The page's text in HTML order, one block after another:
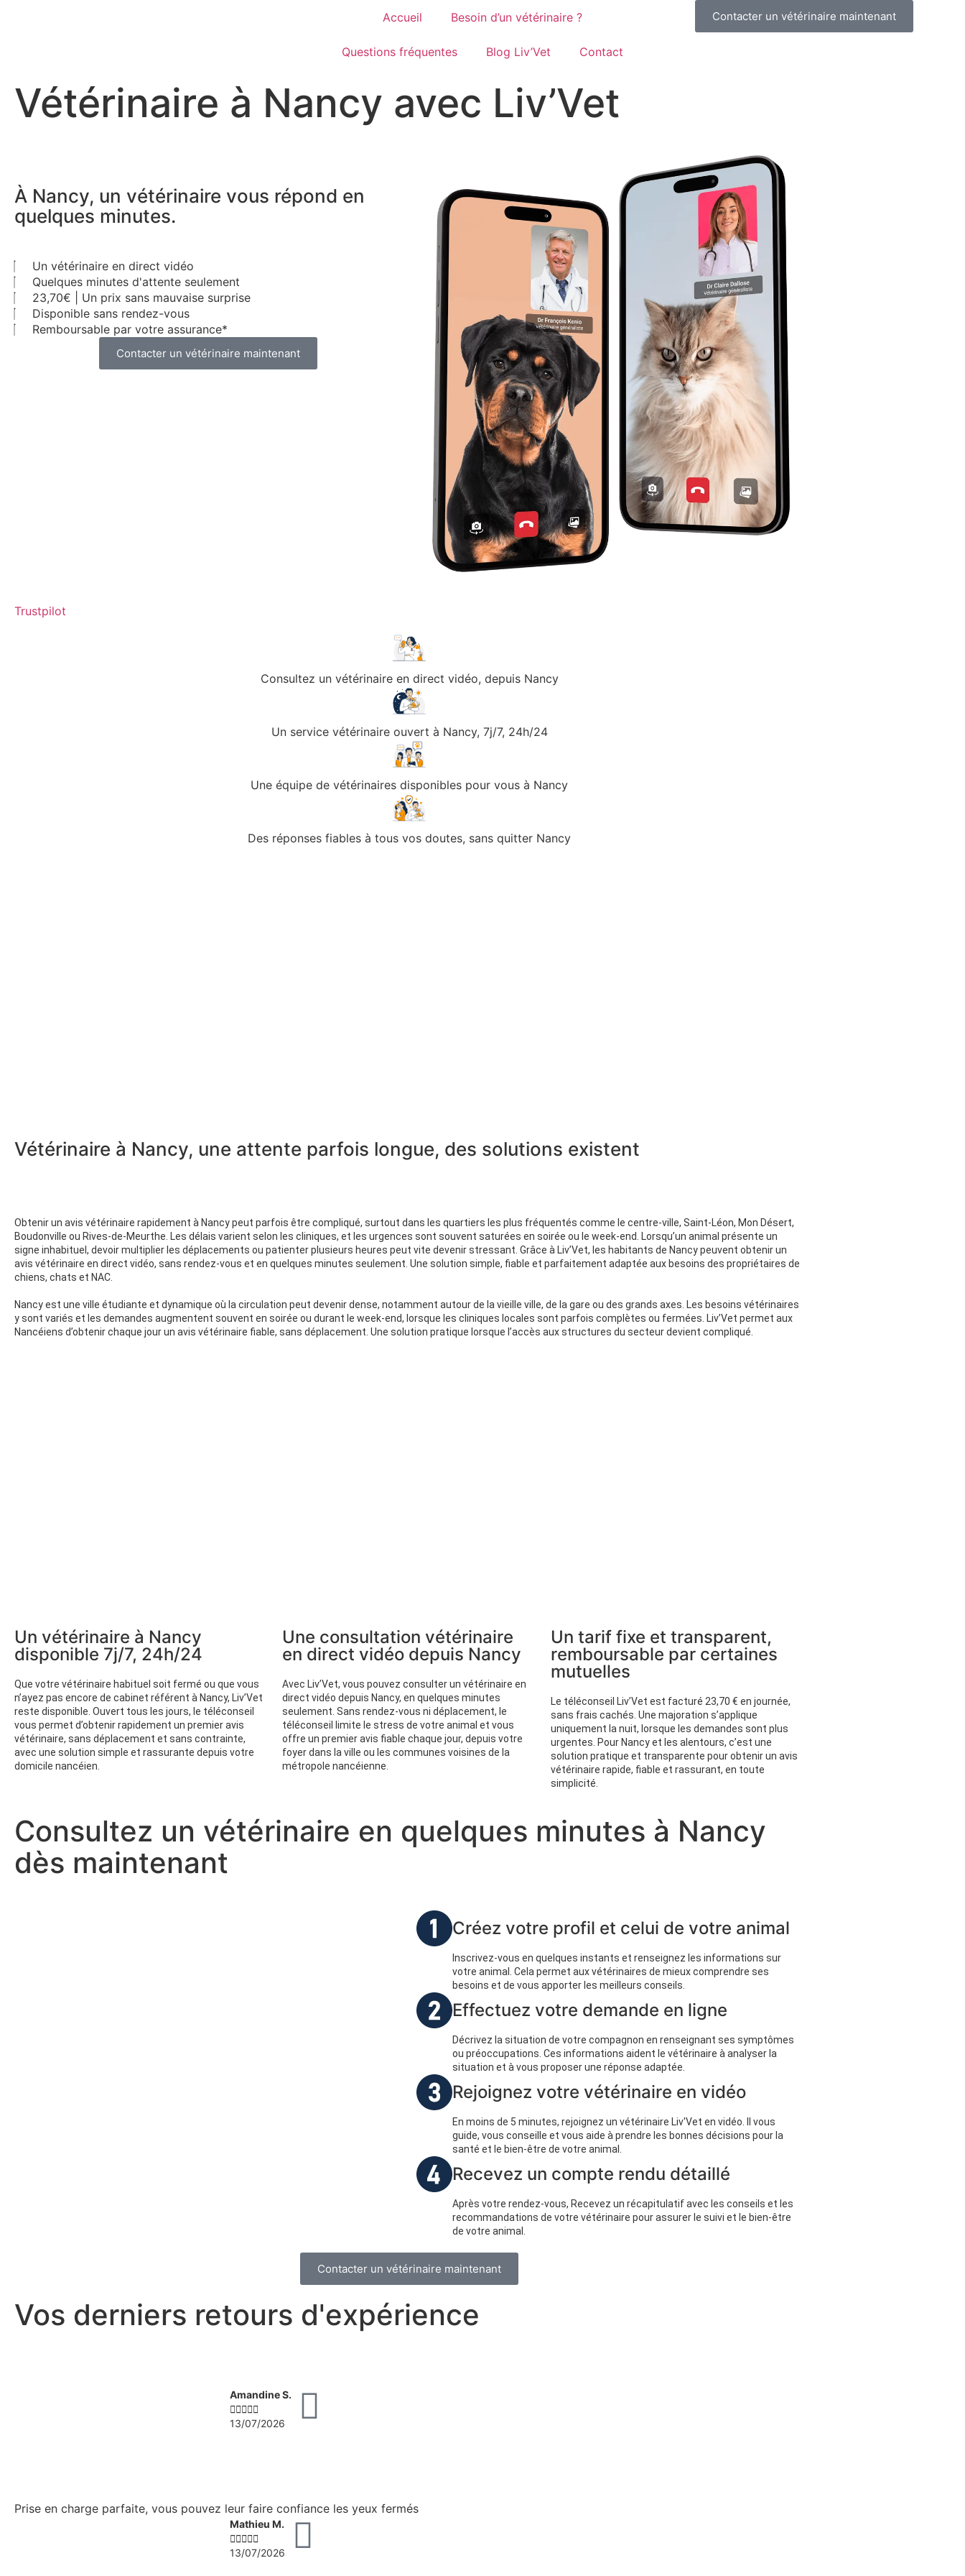
Accueil Besoin d’un vétérinaire ?
Questions fréquentes Blog Liv’Vet Contact
Contacter un vétérinaire maintenant
Vétérinaire à Nancy avec Liv’Vet
À Nancy, un vétérinaire vous répond en
quelques minutes.
Un vétérinaire en direct vidéo
Quelques minutes d'attente seulement
23,70€ | Un prix sans mauvaise surprise
Disponible sans rendez-vous
Remboursable par votre assurance*
Contacter un vétérinaire maintenant
Trustpilot
Consultez un vétérinaire en direct vidéo, depuis Nancy
Un service vétérinaire ouvert à Nancy, 7j/7, 24h/24
Une équipe de vétérinaires disponibles pour vous à Nancy
Des réponses fiables à tous vos doutes, sans quitter Nancy
Vétérinaire à Nancy, une attente parfois longue, des solutions existent
Obtenir un avis vétérinaire rapidement à Nancy peut parfois être compliqué, surtout dans les quartiers les plus fréquentés comme le centre-ville, Saint-Léon, Mon Désert,
Boudonville ou Rives-de-Meurthe. Les délais varient selon les cliniques, et les urgences sont souvent saturées en soirée ou le week-end. Lorsqu’un animal présente un
signe inhabituel, devoir multiplier les déplacements ou patienter plusieurs heures peut vite devenir stressant. Grâce à Liv’Vet, les habitants de Nancy peuvent obtenir un
avis vétérinaire en direct vidéo, sans rendez-vous et en quelques minutes seulement. Une solution simple, fiable et parfaitement adaptée aux besoins des propriétaires de
chiens, chats et NAC.
Nancy est une ville étudiante et dynamique où la circulation peut devenir dense, notamment autour de la vieille ville, de la gare ou des grands axes. Les besoins vétérinaires
y sont variés et les demandes augmentent souvent en soirée ou durant le week-end, lorsque les cliniques locales sont parfois complètes ou fermées. Liv’Vet permet aux
Nancéiens d’obtenir chaque jour un avis vétérinaire fiable, sans déplacement. Une solution pratique lorsque l’accès aux structures du secteur devient compliqué.
Un vétérinaire à Nancy
disponible 7j/7, 24h/24
Que votre vétérinaire habituel soit fermé ou que vous
n’ayez pas encore de cabinet référent à Nancy, Liv’Vet
reste disponible. Ouvert tous les jours, le téléconseil
vous permet d’obtenir rapidement un premier avis
vétérinaire, sans déplacement et sans contrainte,
avec une solution simple et rassurante depuis votre
domicile nancéien.
Une consultation vétérinaire
en direct vidéo depuis Nancy
Avec Liv’Vet, vous pouvez consulter un vétérinaire en
direct vidéo depuis Nancy, en quelques minutes
seulement. Sans rendez-vous ni déplacement, le
téléconseil limite le stress de votre animal et vous
offre un premier avis fiable chaque jour, depuis votre
foyer dans la ville ou les communes voisines de la
métropole nancéienne.
Un tarif fixe et transparent,
remboursable par certaines
mutuelles
Le téléconseil Liv’Vet est facturé 23,70 € en journée,
sans frais cachés. Une majoration s’applique
uniquement la nuit, lorsque les demandes sont plus
urgentes. Pour Nancy et les alentours, c’est une
solution pratique et transparente pour obtenir un avis
vétérinaire rapide, fiable et rassurant, en toute
simplicité.
Consultez un vétérinaire en quelques minutes à Nancy
dès maintenant
Créez votre profil et celui de votre animal
Inscrivez-vous en quelques instants et renseignez les informations sur
votre animal. Cela permet aux vétérinaires de mieux comprendre ses
besoins et de vous apporter les meilleurs conseils.
Effectuez votre demande en ligne
Décrivez la situation de votre compagnon en renseignant ses symptômes
ou préoccupations. Ces informations aident le vétérinaire à analyser la
situation et à vous proposer une réponse adaptée.
Rejoignez votre vétérinaire en vidéo
En moins de 5 minutes, rejoignez un vétérinaire Liv'Vet en vidéo. Il vous
guide, vous conseille et vous aide à prendre les bonnes décisions pour la
santé et le bien-être de votre animal.
Recevez un compte rendu détaillé
Après votre rendez-vous, Recevez un récapitulatif avec les conseils et les
recommandations de votre vétérinaire pour assurer le suivi et le bien-être
de votre animal.
Contacter un vétérinaire maintenant
Vos derniers retours d'expérience
Amandine S.

13/07/2026
Prise en charge parfaite, vous pouvez leur faire confiance les yeux fermés
Mathieu M.

13/07/2026